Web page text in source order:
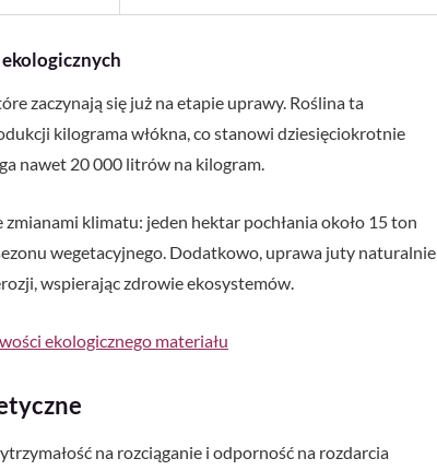
zaczynają się już na etapie uprawy. Roślina ta
kilograma włókna, co stanowi dziesięciokrotnie
nawet 20 000 litrów na kilogram.
klimatu: jeden hektar pochłania około 15 ton
wegetacyjnego. Dodatkowo, uprawa juty naturalnie
wspierając zdrowie ekosystemów.
ekologicznego materiału
na rozciąganie i odporność na rozdarcia